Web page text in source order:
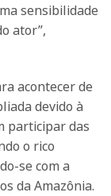
sensibilidade
ator”,
acontecer de
devido à
participar das
o rico
se com a
da Amazônia.